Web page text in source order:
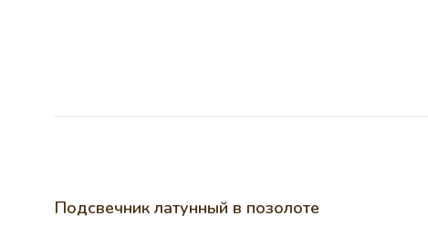
Подсвечник латунный в позолоте